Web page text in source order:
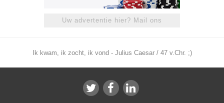
Uw advertentie hier? Mail ons
Ik kwam, ik zocht, ik vond - Julius Caesar / 47 v.Chr. ;)